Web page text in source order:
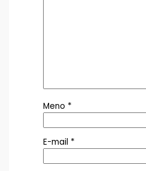
Meno *
E-mail *